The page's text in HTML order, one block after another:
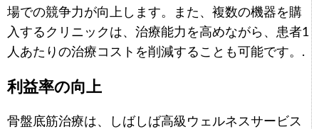
場での競争力が向上します。また、複数の機器を購
入するクリニックは、治療能力を高めながら、患者1
人あたりの治療コストを削減することも可能です。.
利益率の向上
骨盤底筋治療は、しばしば高級ウェルネスサービス